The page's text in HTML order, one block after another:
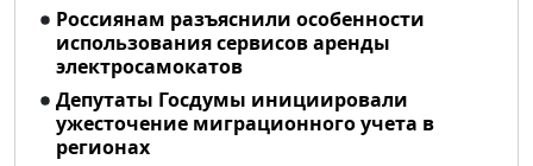
Россиянам разъяснили особенности
использования сервисов аренды
электросамокатов
Депутаты Госдумы инициировали
ужесточение миграционного учета в
регионах